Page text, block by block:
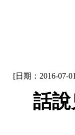
[日期：2016-07-
話說